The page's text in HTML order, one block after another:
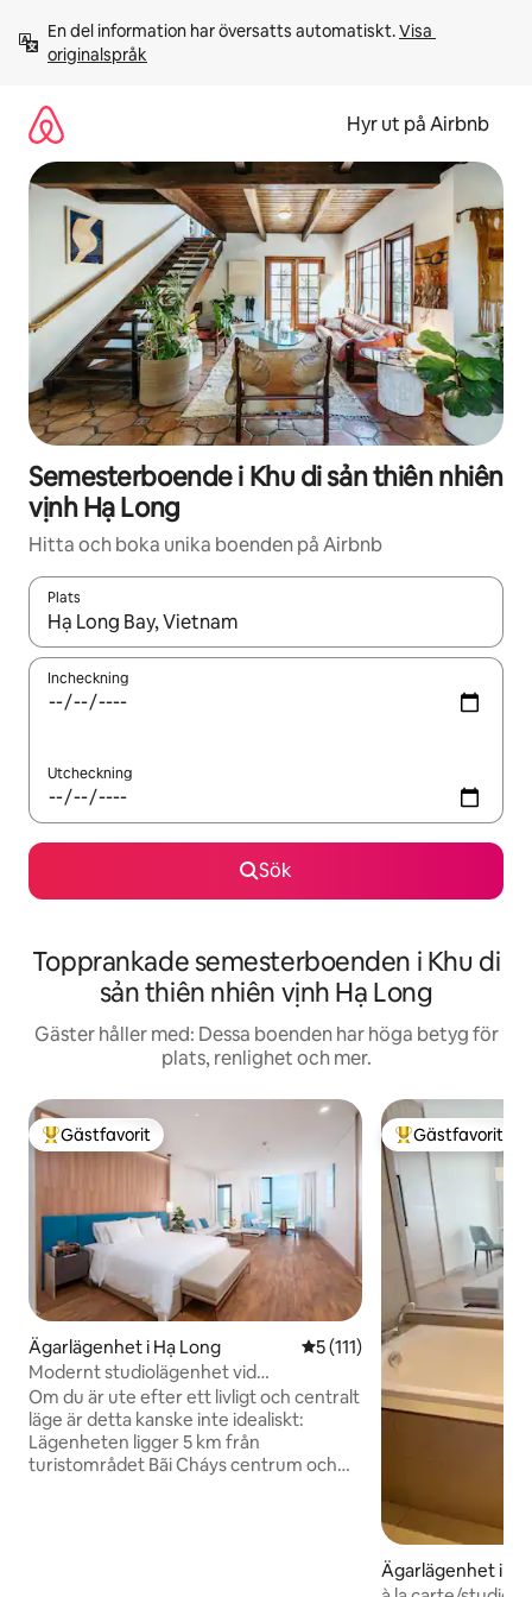
innehåll
En del information har översatts automatiskt. Visa
originalspråk
Hyr ut på Airbnb
Semesterboende i Khu di sản thiên nhiên
vịnh Hạ Long
Hitta och boka unika boenden på Airbnb
Plats
När resultaten är tillgängliga kan du navigera med upp- och
Incheckning
Utcheckning
Sök
Topprankade semesterboenden i Khu di
sản thiên nhiên vịnh Hạ Long
Gäster håller med: Dessa boenden har höga betyg för
plats, renlighet och mer.
Populär gästfavorit
Gästfavorit
Ägarlägenhet i Hạ Long 5 av 5 i genomsnittligt
5 (111)
Modernt studiolägenhet vid
stranden•Badkar•Fullt utrustat
Om du är ute efter ett livligt och centralt
läge är detta kanske inte idealiskt:
Lägenheten ligger 5 km från
turistområdet Bãi Cháys centrum och
Populär
Gästfavorit
Ägarlägenhet i